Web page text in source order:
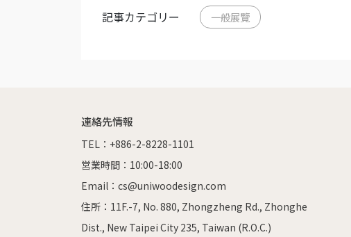
記事カテゴリー 一般展覽
連絡先情報
TEL：+886-2-8228-1101
営業時間：10:00-18:00
Email：cs@uniwoodesign.com
住所：11F.-7, No. 880, Zhongzheng Rd., Zhonghe
Dist., New Taipei City 235, Taiwan (R.O.C.)